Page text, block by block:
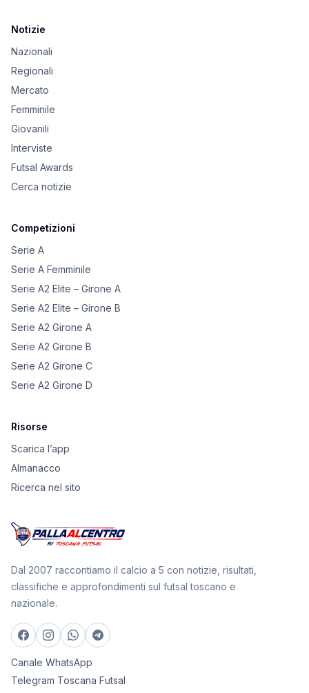
Notizie
Nazionali
Regionali
Mercato
Femminile
Giovanili
Interviste
Futsal Awards
Cerca notizie
Competizioni
Serie A
Serie A Femminile
Serie A2 Elite – Girone A
Serie A2 Elite – Girone B
Serie A2 Girone A
Serie A2 Girone B
Serie A2 Girone C
Serie A2 Girone D
Risorse
Scarica l’app
Almanacco
Ricerca nel sito
Dal 2007 raccontiamo il calcio a 5 con notizie, risultati,
classifiche e approfondimenti sul futsal toscano e
nazionale.
Canale WhatsApp
Telegram Toscana Futsal